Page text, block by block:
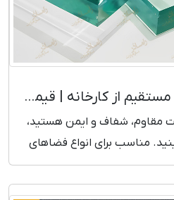
خرید شیشه سکوریت مستقیم از کارخانه | قیمت بروز و رقابتی
مقاوم، شفاف و ایمن هستید،
مناسب برای انواع فضاهای